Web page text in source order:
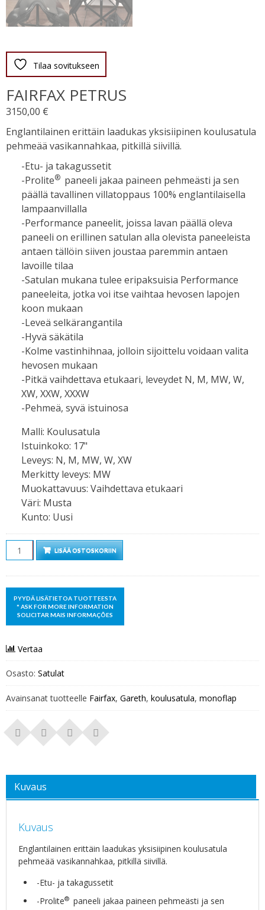
Tilaa sovitukseen
FAIRFAX PETRUS
3150,00 €
Englantilainen erittäin laadukas yksisiipinen koulusatula
pehmeää vasikannahkaa, pitkillä siivillä.
-Etu- ja takagussetit
-Prolite® paneeli jakaa paineen pehmeästi ja sen
päällä tavallinen villatoppaus 100% englantilaisella
lampaanvillalla
-Performance paneelit, joissa lavan päällä oleva
paneeli on erillinen satulan alla olevista paneeleista
antaen tällöin siiven joustaa paremmin antaen
lavoille tilaa
-Satulan mukana tulee eripaksuisia Performance
paneeleita, jotka voi itse vaihtaa hevosen lapojen
koon mukaan
-Leveä selkärangantila
-Hyvä säkätila
-Kolme vastinhihnaa, jolloin sijoittelu voidaan valita
hevosen mukaan
-Pitkä vaihdettava etukaari, leveydet N, M, MW, W,
XW, XXW, XXXW
-Pehmeä, syvä istuinosa
Malli: Koulusatula
Istuinkoko: 17"
Leveys: N, M, MW, W, XW
Merkitty leveys: MW
Muokattavuus: Vaihdettava etukaari
Väri: Musta
Kunto: Uusi
Määrä LISÄÄ OSTOSKORIIN
Vertaa
Osasto: Satulat
Avainsanat tuotteelle Fairfax, Gareth, koulusatula, monoflap
Kuvaus
Kuvaus
Englantilainen erittäin laadukas yksisiipinen koulusatula
pehmeää vasikannahkaa, pitkillä siivillä.
-Etu- ja takagussetit
-Prolite® paneeli jakaa paineen pehmeästi ja sen